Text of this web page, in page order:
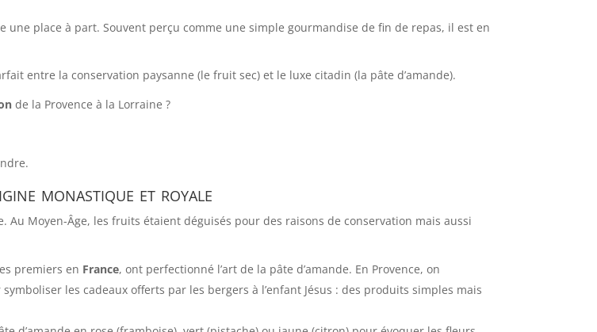
une place à part. Souvent perçu comme une simple gourmandise de fin de repas, il est en
entre la conservation paysanne (le fruit sec) et le luxe citadin (la pâte d’amande).
de la Provence à la Lorraine ?
monastique et royale
Au Moyen-Âge, les fruits étaient déguisés pour des raisons de conservation mais aussi
premiers en France, ont perfectionné l’art de la pâte d’amande. En Provence, on
les cadeaux offerts par les bergers à l’enfant Jésus : des produits simples mais